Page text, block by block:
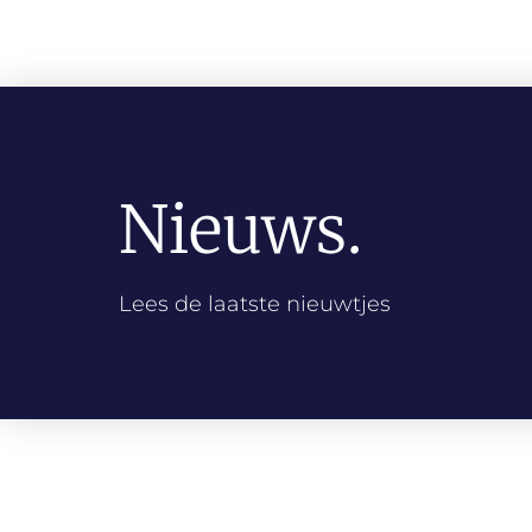
Nieuws.
Lees de laatste nieuwtjes